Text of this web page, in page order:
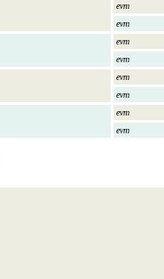
evm
evm
evm
evm
evm
evm
evm
evm